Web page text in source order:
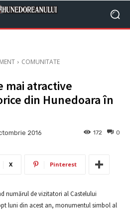
COMUNITATE
mai atractive
din Hunedoara în
2016 0
172
X Pinterest
numărul de vizitatori al Castelului
luni din acest an, monumentul simbol al